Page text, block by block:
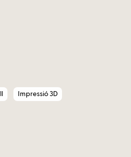
Impressió 3D